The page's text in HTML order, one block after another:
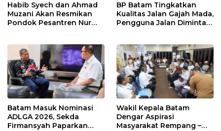
Habib Syech dan Ahmad
Muzani Akan Resmikan
Pondok Pesantren Nur
BP Batam Tingkatkan
Kualitas Jalan Gajah Mada,
Pengguna Jalan Diminta
Batam Masuk Nominasi
ADLGA 2026, Sekda
Firmansyah Paparkan
Wakil Kepala Batam
Dengar Aspirasi
Masyarakat Rempang –